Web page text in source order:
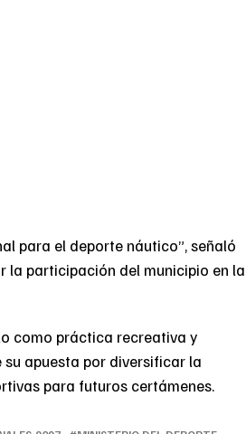
para el deporte náutico”, señaló
la participación del municipio en la
como práctica recreativa y
apuesta por diversificar la
para futuros certámenes.